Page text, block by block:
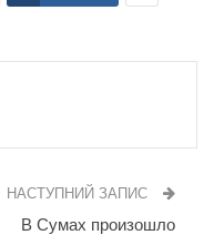
НАСТУПНИЙ ЗАПИС
В Сумах произошло